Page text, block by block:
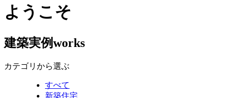
ようこそ
建築実例works
カテゴリから選ぶ
すべて
新築住宅